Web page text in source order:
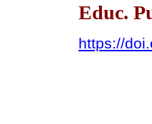
Educ.
https://